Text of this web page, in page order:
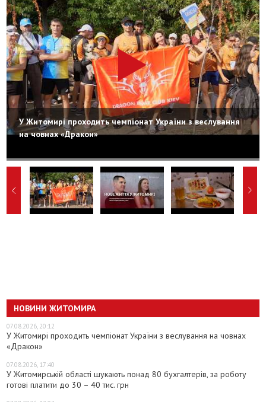
У Житомирі проходить чемпіонат України з веслування
на човнах «Дракон»
НОВИНИ ЖИТОМИРА
07.08.2026, 20:12
У Житомирі проходить чемпіонат України з веслування на човнах
«Дракон»
07.08.2026, 17:40
У Житомирській області шукають понад 80 бухгалтерів, за роботу
готові платити до 30 – 40 тис. грн